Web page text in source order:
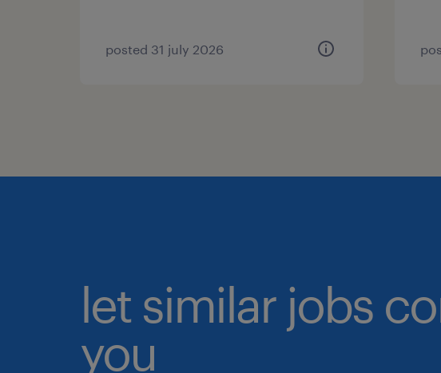
posted 31 july 2026
let similar jobs
you